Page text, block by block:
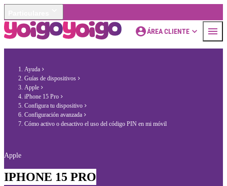
ÁREA CLIENTE
Ayuda
Guías de dispositivos
Apple
iPhone 15 Pro
Configura tu dispositivo
Configuración avanzada
Cómo activo o desactivo el uso del código PIN en mi móvil
Apple
IPHONE 15 PRO